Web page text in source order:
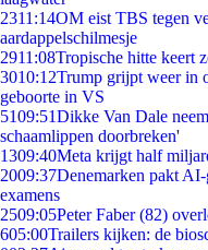
2311:14OM eist TBS tegen
aardappelschilmesje
2911:08Tropische hitte keert
3010:12Trump grijpt weer in
geboorte in VS
5109:51Dikke Van Dale
schaamlippen doorbreken'
1309:40Meta krijgt half
2009:37Denemarken pakt
examens
2509:05Peter Faber (82)
605:00Trailers kijken: de